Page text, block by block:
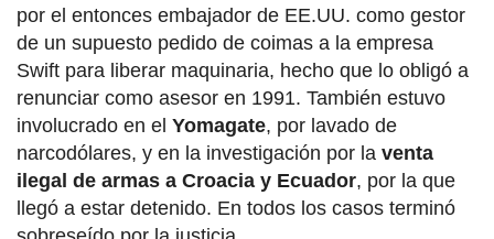
por el entonces embajador de EE.UU. como gestor
de un supuesto pedido de coimas a la empresa
Swift para liberar maquinaria, hecho que lo obligó a
renunciar como asesor en 1991. También estuvo
involucrado en el Yomagate, por lavado de
narcodólares, y en la investigación por la venta
ilegal de armas a Croacia y Ecuador, por la que
llegó a estar detenido. En todos los casos terminó